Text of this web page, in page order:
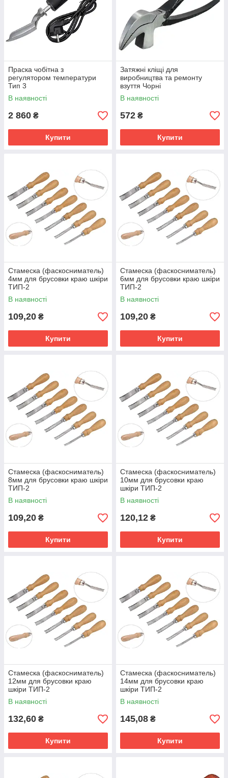
Праска чобітна з
регулятором температури
Тип 3
В наявності
2 860 ₴
Купити
Затяжні кліщі для
виробництва та ремонту
взуття Чорні
В наявності
572 ₴
Купити
Стамеска (фаскосниматель)
4мм для брусовки краю шкіри
ТИП-2
В наявності
109,20 ₴
Купити
Стамеска (фаскосниматель)
6мм для брусовки краю шкіри
ТИП-2
В наявності
109,20 ₴
Купити
Стамеска (фаскосниматель)
8мм для брусовки краю шкіри
ТИП-2
В наявності
109,20 ₴
Купити
Стамеска (фаскосниматель)
10мм для брусовки краю
шкіри ТИП-2
В наявності
120,12 ₴
Купити
Стамеска (фаскосниматель)
12мм для брусовки краю
шкіри ТИП-2
В наявності
132,60 ₴
Купити
Стамеска (фаскосниматель)
14мм для брусовки краю
шкіри ТИП-2
В наявності
145,08 ₴
Купити